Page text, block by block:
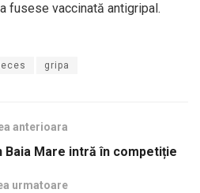
fusese vaccinată antigripal.
gripa
anterioara
Baia Mare intră în competiție
urmatoare